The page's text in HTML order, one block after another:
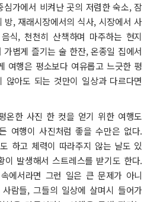
심가에서 비켜난 곳의 저렴한 숙소, 잠
방, 재래시장에서의 식사, 시장에서 사
식, 천천히 산책하며 마주하는 현지
볍게 즐기는 술 한잔, 온종일 집에서
여행은 평소보다 여유롭고 느긋한 평
않아도 되는 것만이 일상과 다르다면
온한 사진 한 컷을 얻기 위한 여행도
여행이 사진처럼 좋을 수만은 없다.
하고 체력이 따라주지 않는 날도 있
이 발생해서 스트레스를 받기도 한다.
에서라면 그런 일은 큰 문제가 아니
람들, 그들의 일상에 살며시 들어가